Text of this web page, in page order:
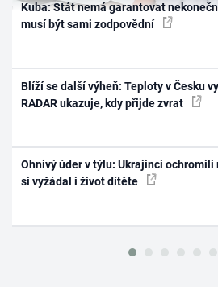
Kuba: Stát nemá garantovat
musí být sami zodpovědní
Blíží se další výheň: Teploty v Česku
RADAR ukazuje, kdy přijde zvrat
Ohnivý úder v týlu: Ukrajinci
si vyžádal i život dítěte